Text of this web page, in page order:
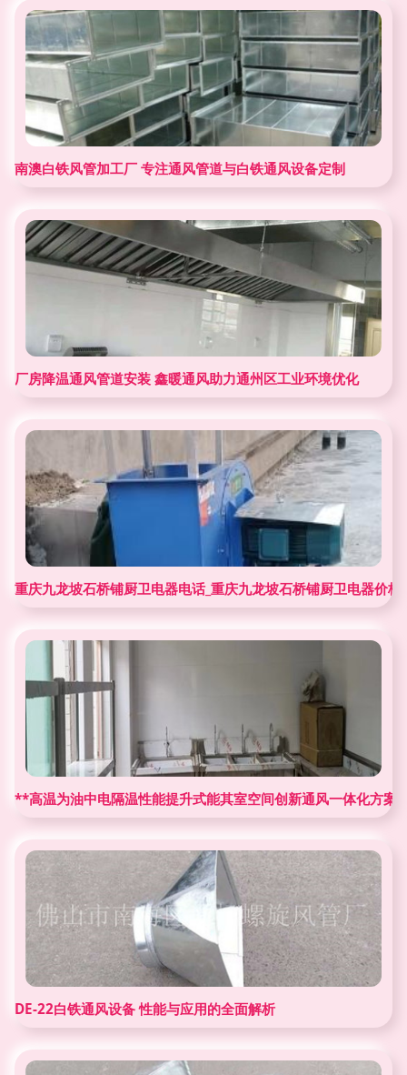
南澳白铁风管加工厂 专注通风管道与白铁通风设备定制
厂房降温通风管道安装 鑫暖通风助力通州区工业环境优化
重庆九龙坡石桥铺厨卫电器电话_重庆九龙坡石桥铺厨卫电器价格
**高温为油中电隔温性能提升式能其室空间创新通风一体化方
DE-22白铁通风设备 性能与应用的全面解析